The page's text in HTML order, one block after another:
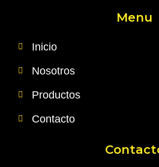
Menu
Inicio
Nosotros
Productos
Contacto